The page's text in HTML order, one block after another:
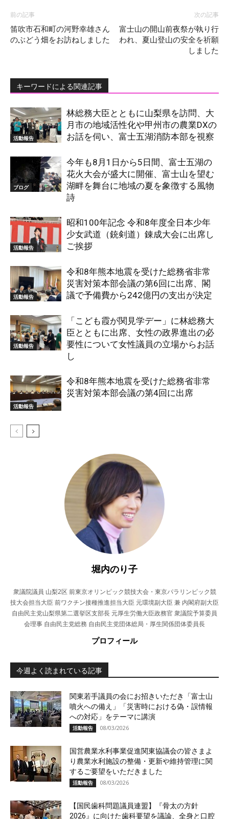
前の記事
笛吹市石和町の河野幸雄さん
のぶどう畑をお訪ねしました
次の記事
富士山の開山前夜祭が執り行
われ、夏山登山の安全を祈願
しました
キーワードによる関連記事
活動報告
林総務大臣とともに山梨県を訪問、大
月市の地域活性化や甲州市の農業DXの
お話を伺い、富士五湖消防本部を視察
ブログ
今年も8月1日から5日間、富士五湖の
花火大会が盛大に開催、富士山を望む
湖畔を舞台に地域の夏を象徴する風物
詩
活動報告
昭和100年記念 令和8年度全日本少年
少女武道（銃剣道）錬成大会に出席し
ご挨拶
活動報告
令和8年熊本地震を受けた総務省非常
災害対策本部会議の第6回に出席、閣
議で予備費から242億円の支出が決定
活動報告
「こども霞が関見学デー」に林総務大
臣とともに出席、女性の政界進出の必
要性について女性議員の立場からお話
し
活動報告
令和8年熊本地震を受けた総務省非常
災害対策本部会議の第4回に出席
堀内のり子
衆議院議員 山梨2区 前東京オリンピック競技大会・東京パラリンピック競
技大会担当大臣 前ワクチン接種推進担当大臣 元環境副大臣 兼 内閣府副大臣
自由民主党山梨県第二選挙区支部長 元厚生労働大臣政務官 衆議院予算委員
会理事 自由民主党総務 自由民主党団体総局・厚生関係団体委員長
プロフィール
今週よく読まれている記事
関東若手議員の会にお招きいただき「富士山
噴火への備え」「災害時における偽・誤情報
への対応」をテーマに講演
活動報告 08/03/2026
国営農業水利事業促進関東協議会の皆さまよ
り農業水利施設の整備・更新や維持管理に関
するご要望をいただきました
活動報告 08/03/2026
【国民歯科問題議員連盟】『骨太の方針
2026』に向けた歯科要望を議論、全身と口腔